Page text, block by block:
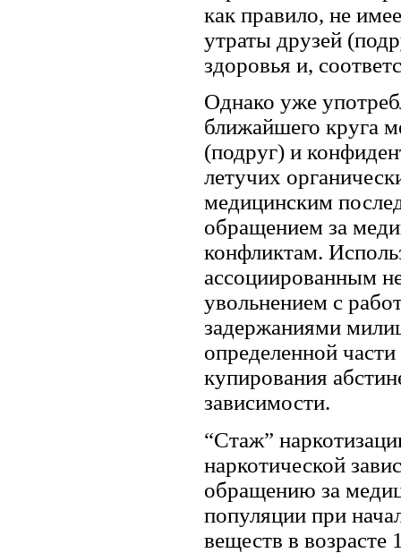
как правило, не
утраты друзей
здоровья и,
Однако уже
ближайшего круга
(подруг) и
летучих
медицинским
обращением за
конфликтам.
ассоциированным
увольнением с
задержаниями
определенной
купирования
зависимости.
“Стаж”
наркотической
обращению за
популяции при
веществ в возрасте